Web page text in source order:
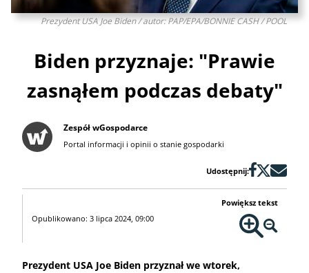
Prezydent USA Joe Biden / autor: PAP/EPA/BONNIE CASH / POOL
Biden przyznaje: "Prawie
zasnąłem podczas debaty"
Zespół wGospodarce
Portal informacji i opinii o stanie gospodarki
Udostępnij:
Opublikowano: 3 lipca 2024, 09:00
Powiększ tekst
Prezydent USA Joe Biden przyznał we wtorek,